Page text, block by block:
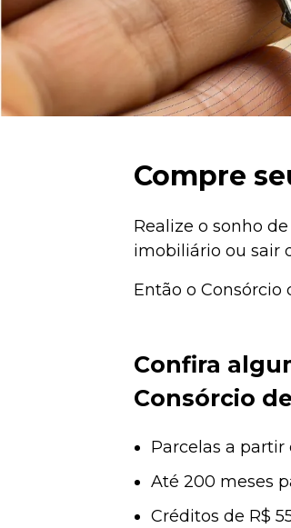
Compre
​Realize o sonho
imobiliário ou sair
Então o Consórcio
Confira
Consórcio
Parcelas a partir
Até 200 meses
Créditos de R$